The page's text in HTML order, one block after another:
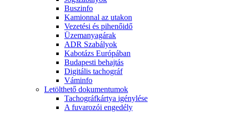
Buszinfo
Kamionnal az utakon
Vezetési és pihenőidő
Üzemanyagárak
ADR Szabályok
Kabotázs Európában
Budapesti behajtás
Digitális tachográf
Váminfo
Letölthető dokumentumok
Tachográfkártya igénylése
A fuvarozói engedély